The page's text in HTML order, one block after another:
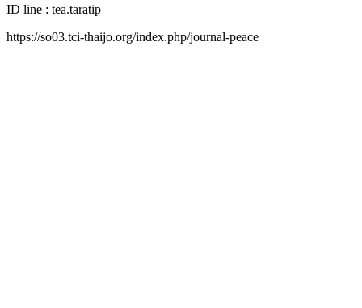
ID line : tea.taratip
https://so03.tci-thaijo.org/index.php/journal-peace